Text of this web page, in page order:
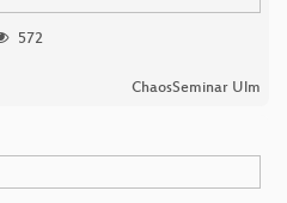
572
ChaosSeminar Ulm